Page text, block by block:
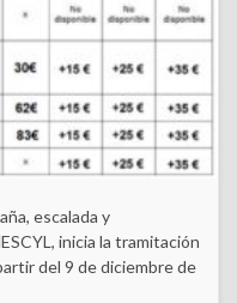
escalada y
inicia la tramitación
del 9 de diciembre de